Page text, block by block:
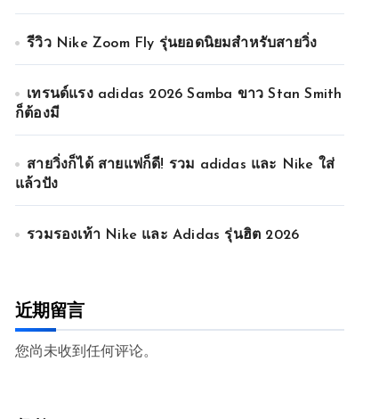
รีวิว Nike Zoom Fly รุ่นยอดนิยมสำหรับสายวิ่ง
เทรนด์แรง adidas 2026 Samba ขาว Stan Smith
ก็ต้องมี
สายวิ่งก็ได้ สายแฟก็ดี! รวม adidas และ Nike ใส่
แล้วปัง
รวมรองเท้า Nike และ Adidas รุ่นฮิต 2026
近期留言
您尚未收到任何评论。